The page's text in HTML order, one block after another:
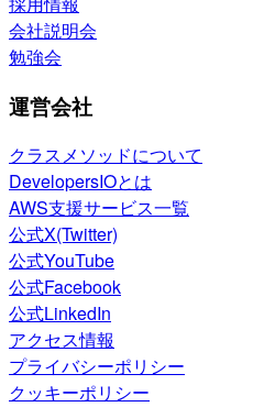
会社説明会
勉強会
運営会社
クラスメソッドについて
DevelopersIOとは
AWS支援サービス一覧
公式X(Twitter)
公式YouTube
公式Facebook
公式LinkedIn
アクセス情報
プライバシーポリシー
クッキーポリシー